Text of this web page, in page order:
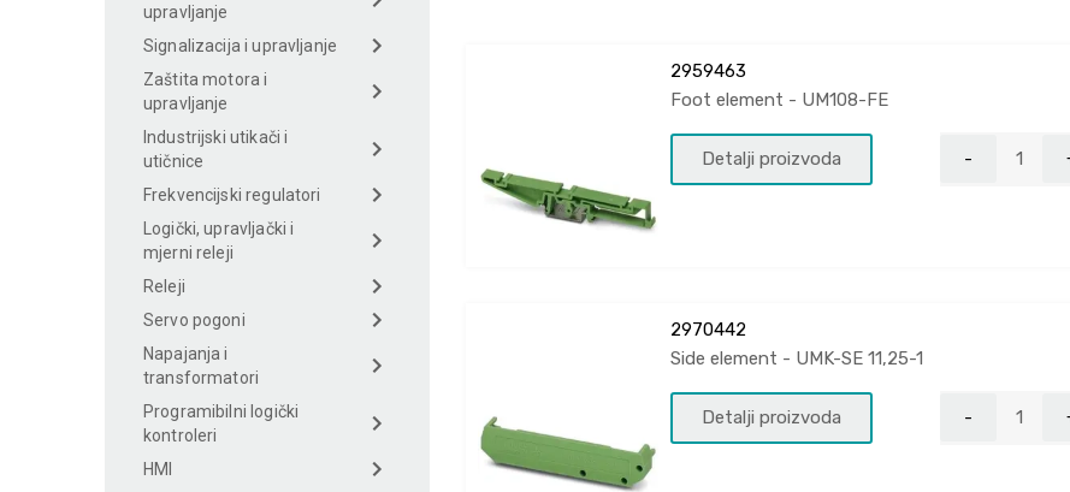
2959463
Foot element - UM108-FE
Detalji proizvoda
2970442
Side element - UMK-SE 11,25-1
Detalji proizvoda
upravljanje
Signalizacija i upravljanje
Zaštita motora i
upravljanje
Industrijski utikači i
utičnice
Frekvencijski regulatori
Logički, upravljački i
mjerni releji
Releji
Servo pogoni
Napajanja i
transformatori
Programibilni logički
kontroleri
HMI